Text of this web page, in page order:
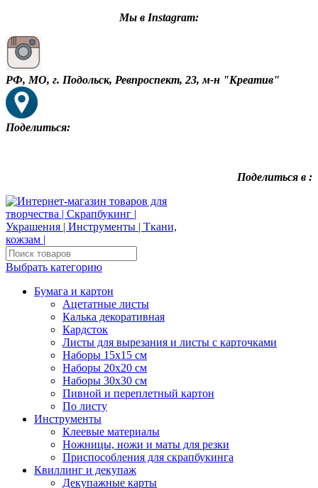
Мы в Instagram:
РФ, МО, г. Подольск, Ревпроспект, 23, м-н "Креатив"
Поделиться:
Поделиться в :
Выбрать категорию
Бумага и картон
Ацетатные листы
Калька декоративная
Кардсток
Листы для вырезания и листы с карточками
Наборы 15х15 см
Наборы 20х20 см
Наборы 30х30 см
Пивной и переплетный картон
По листу
Инструменты
Клеевые материалы
Ножницы, ножи и маты для резки
Приспособления для скрапбукинга
Квиллинг и декупаж
Декупажные карты